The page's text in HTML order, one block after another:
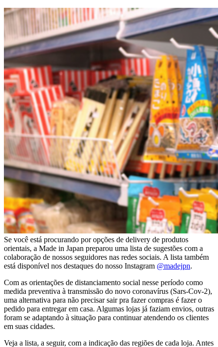
Se você está procurando por opções de delivery de produtos
orientais, a Made in Japan preparou uma lista de sugestões com a
colaboração de nossos seguidores nas redes sociais. A lista também
está disponível nos destaques do nosso Instagram @madejpn.
Com as orientações de distanciamento social nesse período como
medida preventiva à transmissão do novo coronavírus (Sars-Cov-2),
uma alternativa para não precisar sair pra fazer compras é fazer o
pedido para entregar em casa. Algumas lojas já faziam envios, outras
foram se adaptando à situação para continuar atendendo os clientes
em suas cidades.
Veja a lista, a seguir, com a indicação das regiões de cada loja. Antes